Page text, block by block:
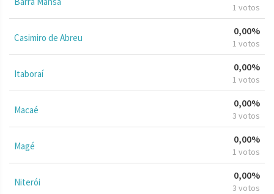
1 votos
Casimiro de Abreu
0,00%
1 votos
Itaboraí
0,00%
1 votos
Macaé
0,00%
3 votos
Magé
0,00%
1 votos
Niterói
0,00%
3 votos